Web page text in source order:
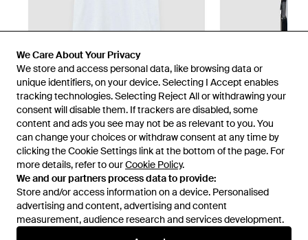
We Care About Your Privacy
We store and access personal data, like browsing data or
unique identifiers, on your device. Selecting I Accept enables
tracking technologies. Selecting Reject All or withdrawing your
consent will disable them. If trackers are disabled, some
content and ads you see may not be as relevant to you. You
can change your choices or withdraw consent at any time by
clicking the Cookie Settings link at the bottom of the page. For
more details, refer to ourCookie Policy.
We and our partners process data to provide:
Store and/or access information on a device. Personalised
advertising and content, advertising and content
measurement, audience research and services development.
Vendu précédemment chez :JOSEPH